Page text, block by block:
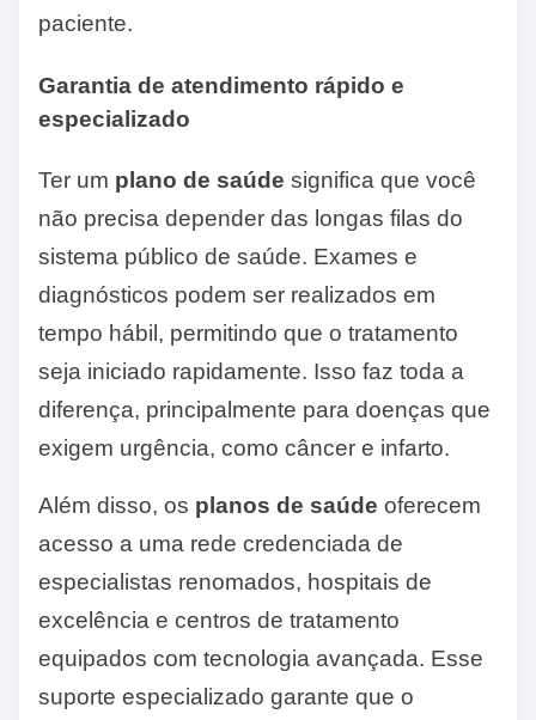
paciente.
Garantia de atendimento rápido e
especializado
Ter um plano de saúde significa que você
não precisa depender das longas filas do
sistema público de saúde. Exames e
diagnósticos podem ser realizados em
tempo hábil, permitindo que o tratamento
seja iniciado rapidamente. Isso faz toda a
diferença, principalmente para doenças que
exigem urgência, como câncer e infarto.
Além disso, os planos de saúde oferecem
acesso a uma rede credenciada de
especialistas renomados, hospitais de
excelência e centros de tratamento
equipados com tecnologia avançada. Esse
suporte especializado garante que o